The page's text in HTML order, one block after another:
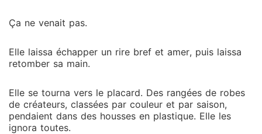
Ça ne venait pas.
Elle laissa échapper un rire bref et amer, puis laissa
retomber sa main.
Elle se tourna vers le placard. Des rangées de robes
de créateurs, classées par couleur et par saison,
pendaient dans des housses en plastique. Elle les
ignora toutes.